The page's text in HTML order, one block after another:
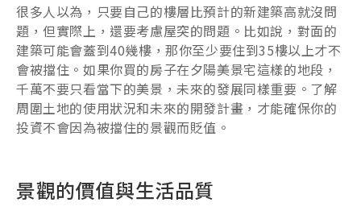
很多人以為，只要自己的樓層比預計的新建築高就沒問
題，但實際上，還要考慮屋突的問題。比如說，對面的
建築可能會蓋到40幾樓，那你至少要住到35樓以上才不
會被擋住。如果你買的房子在夕陽美景宅這樣的地段，
千萬不要只看當下的美景，未來的發展同樣重要。了解
周圍土地的使用狀況和未來的開發計畫，才能確保你的
投資不會因為被擋住的景觀而貶值。
景觀的價值與生活品質